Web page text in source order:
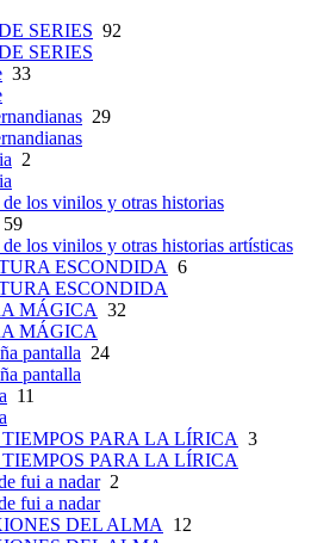
SERIES 92
SERIES
33
29
2
los vinilos y otras historias
59
los vinilos y otras historias artísticas
ESCONDIDA 6
ESCONDIDA
MÁGICA 32
MÁGICA
pantalla 24
pantalla
11
PARA LA LÍRICA 3
PARA LA LÍRICA
fui a nadar2
fui a nadar
DEL ALMA
12